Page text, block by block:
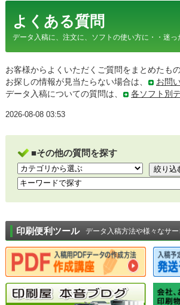
よくある質問
データ入稿に、注文に、ソフトの使い方に・・迷っ
お客様からよくいただくご質問をまとめたもの
お探しの情報が見当たらない場合は、
お問
データ入稿についての質問は、
各ソフト別
2026-08-08 03:53
■その他の質問を探す
印刷便利ツール データ入稿方法や様々なサ